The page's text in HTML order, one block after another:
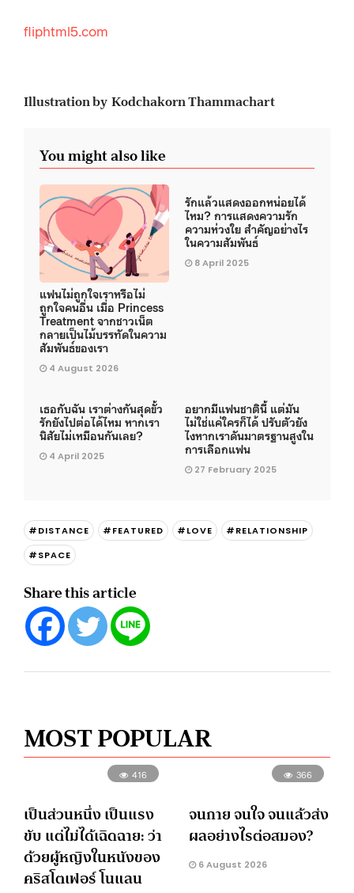
fliphtml5.com
Illustration by Kodchakorn Thammachart
You might also like
แฟนไม่ถูกใจเราหรือไม่
ถูกใจคนอื่น เมื่อ Princess
Treatment จากชาวเน็ต
กลายเป็นไม้บรรทัดในความ
สัมพันธ์ของเรา
4 August 2026
รักแล้วแสดงออกหน่อยได้
ไหม? การแสดงความรัก
ความห่วงใย สำคัญอย่างไร
ในความสัมพันธ์
8 April 2025
เธอกับฉัน เราต่างกันสุดขั้ว
รักยังไปต่อได้ไหม หากเรา
นิสัยไม่เหมือนกันเลย?
4 April 2025
อยากมีแฟนชาตินี้ แต่มัน
ไม่ใช่แค่ใครก็ได้ ปรับตัวยัง
ไงหากเราดันมาตรฐานสูงใน
การเลือกแฟน
27 February 2025
#DISTANCE #FEATURED #LOVE
#RELATIONSHIP
#SPACE
Share this article
MOST POPULAR
416
เป็นส่วนหนึ่ง เป็นแรง
ขับ แต่ไม่ได้เฉิดฉาย: ว่า
ด้วยผู้หญิงในหนังของ
คริสโตเฟอร์ โนแลน
366
จนกาย จนใจ จนแล้วส่ง
ผลอย่างไรต่อสมอง?
6 August 2026